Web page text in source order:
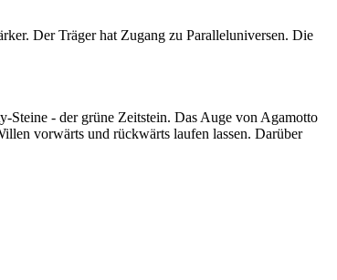
Der Träger hat Zugang zu Paralleluniversen. Die
Steine - der grüne Zeitstein. Das Auge von Agamotto
vorwärts und rückwärts laufen lassen. Darüber